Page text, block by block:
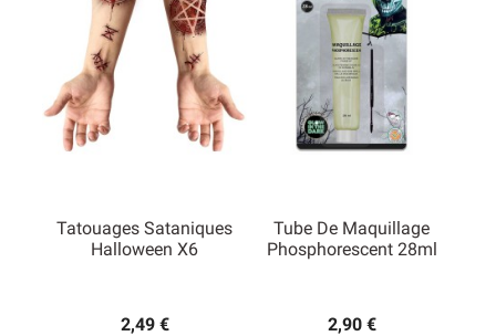
Tatouages Sataniques
Halloween X6
2,49 €
Tube De Maquillage
Phosphorescent 28ml
2,90 €